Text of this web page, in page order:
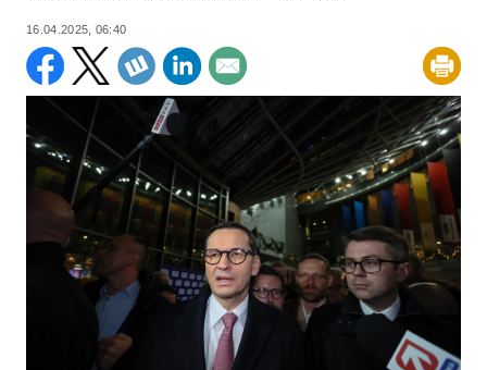
16.04.2025, 06:40